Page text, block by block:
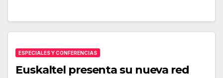
ESPECIALES Y CONFERENCIAS
Euskaltel presenta su nueva red